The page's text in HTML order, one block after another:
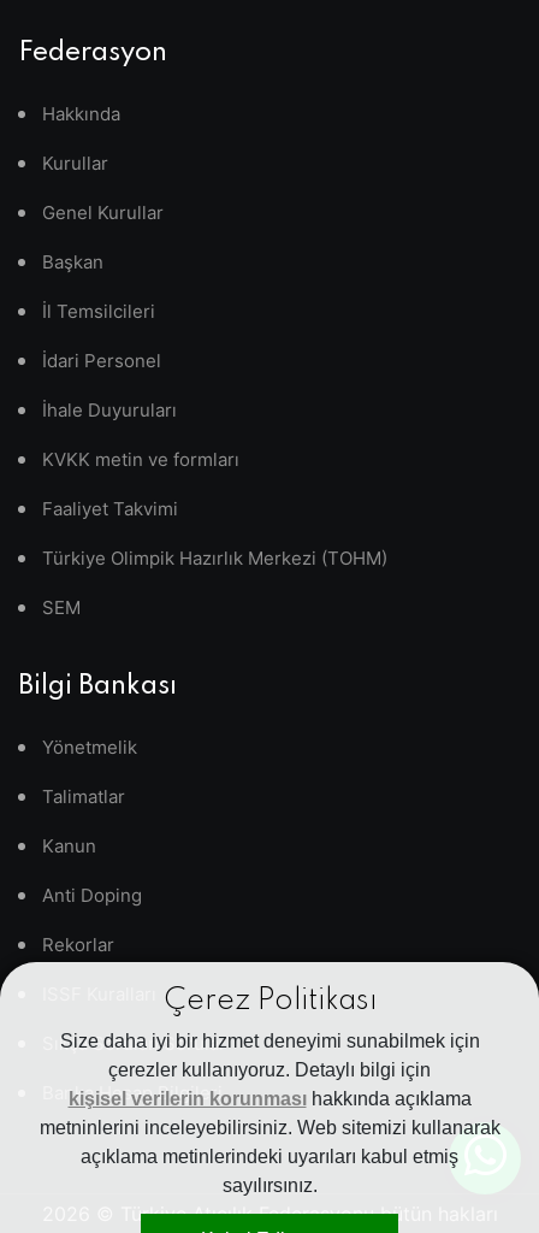
Çerez Politikası
Size daha iyi bir hizmet deneyimi sunabilmek için
çerezler kullanıyoruz. Detaylı bilgi için
kişisel verilerin korunmasıhakkında açıklama
metninlerini inceleyebilirsiniz. Web sitemizi kullanarak
açıklama metinlerindeki uyarıları kabul etmiş
sayılırsınız.
Federasyon
Hakkında
Kurullar
Genel Kurullar
Başkan
İl Temsilcileri
İdari Personel
İhale Duyuruları
KVKK metin ve formları
Faaliyet Takvimi
Türkiye Olimpik Hazırlık Merkezi (TOHM)
SEM
Bilgi Bankası
Yönetmelik
Talimatlar
Kanun
Anti Doping
Rekorlar
Sıkça Sorulan Sorular
Banka Hesap Bilgileri
© Türkiye Atıcılık Federasyonu bütün hakları